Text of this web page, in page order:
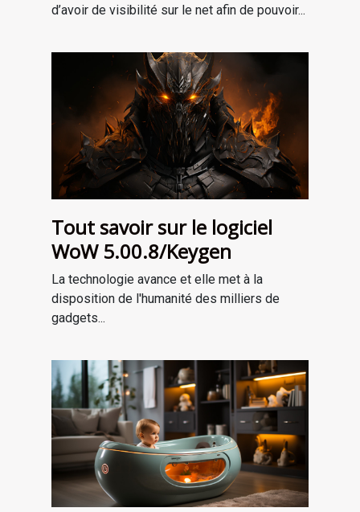
d’avoir de visibilité sur le net afin de pouvoir...
Tout savoir sur le logiciel
WoW 5.00.8/Keygen
La technologie avance et elle met à la
disposition de l'humanité des milliers de
gadgets...